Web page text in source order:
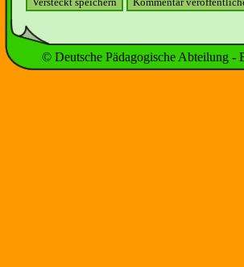
© Deutsche Pädagogische Abteilung -